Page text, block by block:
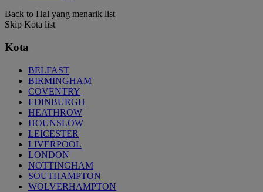
Back to Hal yang menarik list
Skip Kota list
Kota
BELFAST
BIRMINGHAM
COVENTRY
EDINBURGH
HEATHROW
HOUNSLOW
LEICESTER
LIVERPOOL
LONDON
NOTTINGHAM
SOUTHAMPTON
WOLVERHAMPTON